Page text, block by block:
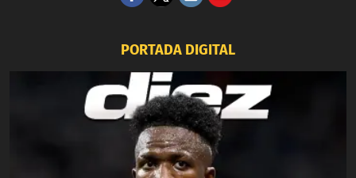
PORTADA DIGITAL